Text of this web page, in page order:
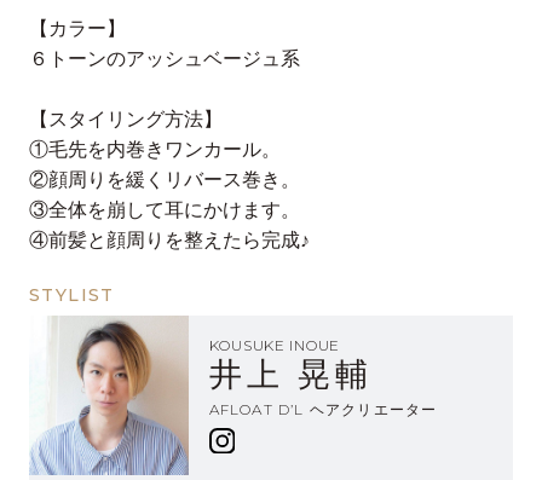
【カラー】
６トーンのアッシュベージュ系
【スタイリング方法】
①毛先を内巻きワンカール。
②顔周りを緩くリバース巻き。
③全体を崩して耳にかけます。
④前髪と顔周りを整えたら完成♪
STYLIST
KOUSUKE INOUE
井上 晃輔
AFLOAT D’L ヘアクリエーター